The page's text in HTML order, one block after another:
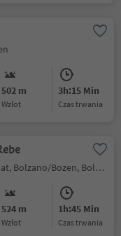
502 m
Wzlot
3h:15 Min
czas trwania
Signato/Signat, Bolzano/Bozen, Bolzano/Bozen and environs
524 m
Wzlot
1h:45 Min
czas trwania